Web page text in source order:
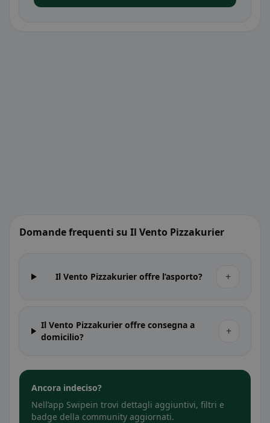
Domande frequenti su Il Vento Pizzakurier
Il Vento Pizzakurier offre l’asporto? +
Il Vento Pizzakurier offre consegna a
domicilio?
+
Ancora indeciso?
Nell’app Swipein trovi dettagli aggiuntivi, filtri e
badge della community aggiornati.